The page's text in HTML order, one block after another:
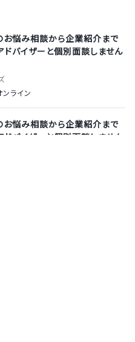
お悩み相談から企業紹介まで
バイザーと個別面談しません
ンライン
お悩み相談から企業紹介まで
バイザーと個別面談しません